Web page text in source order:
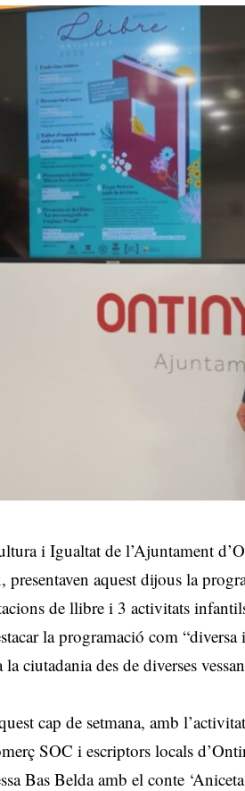
i Igualtat de l’Ajuntament
aquest dijous la
de llibre i 3 activitats
la programació com
ciutadania des de diverses
cap de setmana, amb
SOC i escriptors locals
Bas Belda amb el conte